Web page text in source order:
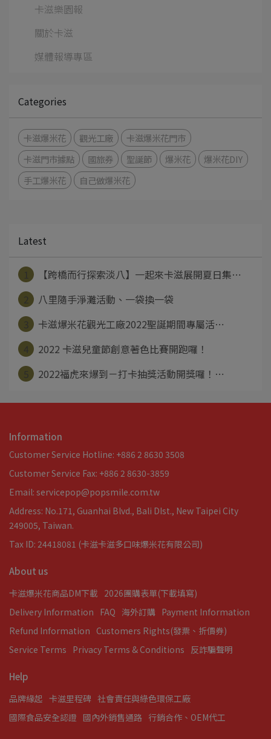
卡滋樂園報
關於卡滋
媒體報導專區
Categories
卡滋爆米花 觀光工廠
卡滋爆米花門市
卡滋門市據點
國旅券 聖誕節 爆米花
爆米花DIY
手工爆米花
自己做爆米花
Latest
【跨橋而行探索淡八】一起來卡滋展開夏日集⋯
八里隨手淨灘活動、一袋換一袋
卡滋爆米花觀光工廠2022聖誕期間專屬活⋯
2022 卡滋兒童節創意著色比賽開跑囉！
2022福虎來爆到－打卡抽獎活動開獎囉！⋯
Information
Customer Service Hotline: +886 2 8630 3508
Customer Service Fax: +886 2 8630-3859
Email: servicepop@popsmile.com.tw
Address: No.171, Guanhai Blvd., Bali DIst., New Taipei City
249005, Taiwan.
Tax ID: 24418081 (卡滋卡滋多口味爆米花有限公司)
About us
卡滋爆米花商品DM下載 2026團購表單(下載填寫)
Delivery Information
FAQ 海外訂購 Payment Information
Refund Information Customers Rights(發票、折價券)
Service Terms
Privacy Terms & Conditions 反詐騙聲明
Help
品牌緣起 卡滋里程碑 社會責任與綠色環保工廠
國際食品安全認證 國內外銷售通路 行銷合作、OEM代工